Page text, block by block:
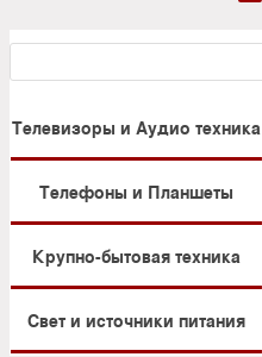
Телевизоры и Аудио техника
Телефоны и Планшеты
Крупно-бытовая техника
Свет и источники питания